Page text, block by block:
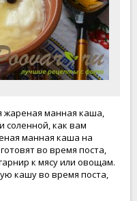
жареная манная каша,
соленной, как вам
манная каша на
во время поста,
к мясу или овощам.
кашу во время поста,
подсолнечное или